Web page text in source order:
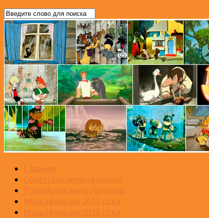
Главная
Советские мультфильмы
Российские мультфильмы
Мультфильмы 2015 года
Мультфильмы 2016 года